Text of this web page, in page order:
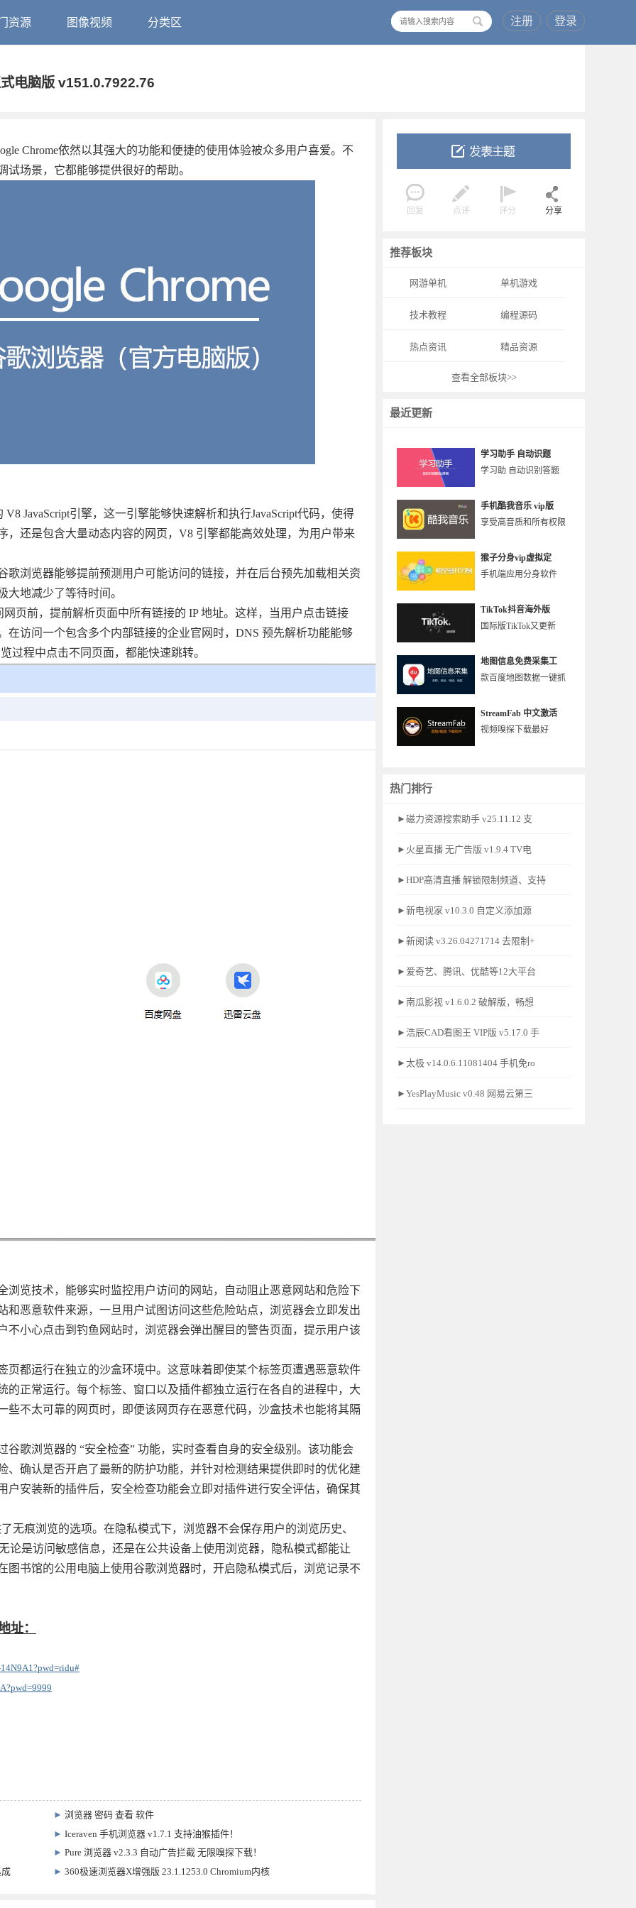
资源 图像视频 分类区 注册 登录
电脑版 v151.0.7922.76
回复 点评 评分 分享
推荐板块
网游单机 单机游戏
技术教程 编程源码
热点资讯 精品资源
查看全部板块>>
最近更新
学习助手 自动识题
学习助 自动识别答题
手机酷我音乐 vip版
享受高音质和所有权限
猴子分身vip虚拟定
手机端应用分身软件
TikTok抖音海外版
国际版TikTok又更新
地图信息免费采集工
款百度地图数据一键抓
StreamFab 中文激活
视频嗅探下载最好
热门排行
►磁力资源搜索助手 v25.11.12 支
►火星直播 无广告版 v1.9.4 TV电
►HDP高清直播 解锁限制频道、支持
►新电视家 v10.3.0 自定义添加源
►新阅读 v3.26.04271714 去限制+
►爱奇艺、腾讯、优酷等12大平台
►南瓜影视 v1.6.0.2 破解版，畅想
►浩辰CAD看图王 VIP版 v5.17.0 手
►太极 v14.0.6.11081404 手机免ro
►YesPlayMusic v0.48 网易云第三
Chrome依然以其强大的功能和便捷的使用体验被众多用户喜爱。不
场景，它都能够提供很好的帮助。
JavaScript引擎，这一引擎能够快速解析和执行JavaScript代码，使得
，还是包含大量动态内容的网页，V8 引擎都能高效处理，为用户带来
歌浏览器能够提前预测用户可能访问的链接，并在后台预先加载相关资
地减少了等待时间。
页前，提前解析页面中所有链接的 IP 地址。这样，当用户点击链接
在访问一个包含多个内部链接的企业官网时，DNS 预先解析功能能够
过程中点击不同页面，都能快速跳转。
浏览技术，能够实时监控用户访问的网站，自动阻止恶意网站和危险下
恶意软件来源，一旦用户试图访问这些危险站点，浏览器会立即发出
小心点击到钓鱼网站时，浏览器会弹出醒目的警告页面，提示用户该
页都运行在独立的沙盒环境中。这意味着即使某个标签页遭遇恶意软件
正常运行。每个标签、窗口以及插件都独立运行在各自的进程中，大
些不太可靠的网页时，即便该网页存在恶意代码，沙盒技术也能将其隔
歌浏览器的 “安全检查” 功能，实时查看自身的安全级别。该功能会
、确认是否开启了最新的防护功能，并针对检测结果提供即时的优化建
户安装新的插件后，安全检查功能会立即对插件进行安全评估，确保其
无痕浏览的选项。在隐私模式下，浏览器不会保存用户的浏览历史、
论是访问敏感信息，还是在公共设备上使用浏览器，隐私模式都能让
图书馆的公用电脑上使用谷歌浏览器时，开启隐私模式后，浏览记录不
址：
►浏览器 密码 查看 软件
►Iceraven 手机浏览器 v1.7.1 支持油猴插件！
►Pure 浏览器 v2.3.3 自动广告拦截 无限嗅探下载！
►360极速浏览器X增强版 23.1.1253.0 Chromium内核